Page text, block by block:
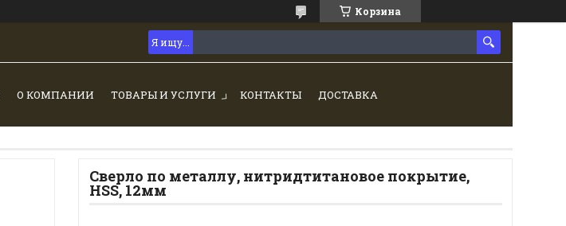
Корзина
О КОМПАНИИ ТОВАРЫ И УСЛУГИ КОНТАКТЫ ДОСТАВКА
Сверло по металлу, нитридтитановое покрытие,
HSS, 12мм